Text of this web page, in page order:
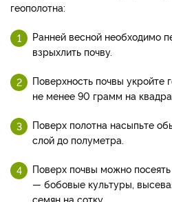
геополотна:
Ранней весной необходимо
взрыхлить почву.
Поверхность почвы укройте
не менее 90 грамм на
Поверх полотна насыпьте
слой до полуметра.
Поверх почвы можно
— бобовые культуры,
семян на сотку.